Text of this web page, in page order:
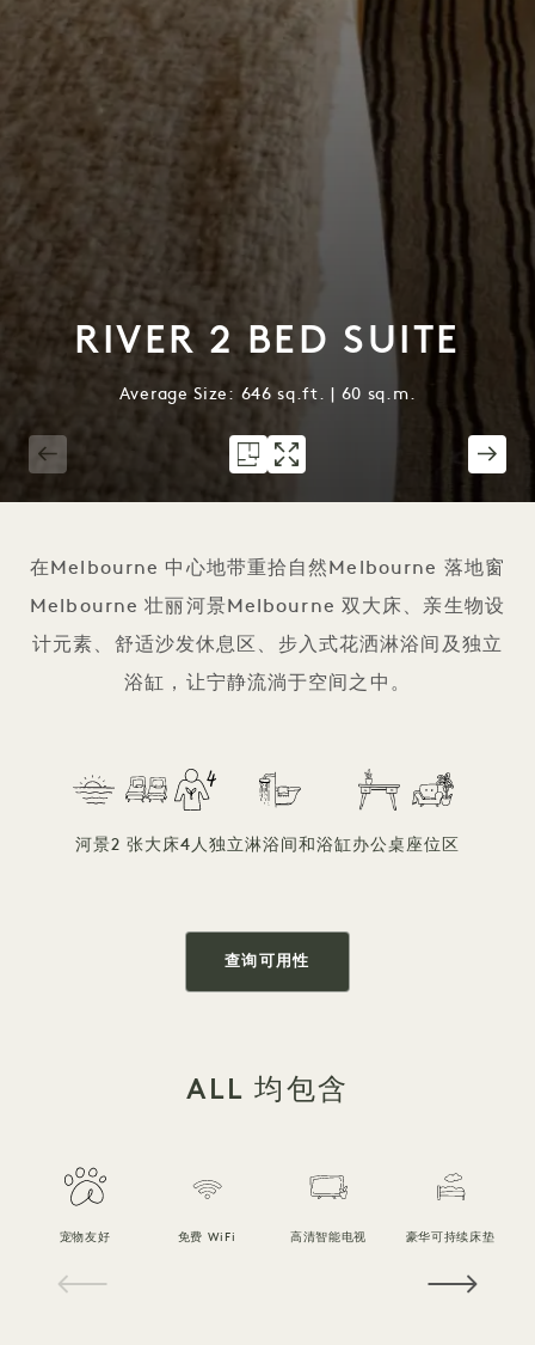
RIVER 2 BED SUITE
Average Size: 646 sq.ft. | 60 sq.m.
在Melbourne 中心地带重拾自然Melbourne 落地窗
Melbourne 壮丽河景Melbourne 双大床、亲生物设
计元素、舒适沙发休息区、步入式花洒淋浴间及独立
浴缸，让宁静流淌于空间之中。
河景2 张大床4人独立淋浴间和浴缸办公桌座位区
查询可用性
ALL 均包含
宠物友好 免费 WiFi 高清智能电视 豪华可持续床垫